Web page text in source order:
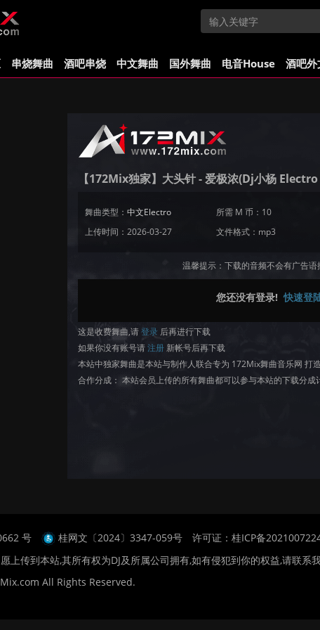
串烧舞曲 酒吧串烧 中文舞曲 国外舞曲 电音House 酒吧外
【172Mix独家】大头针 - 爱极浓(Dj小杨
舞曲类型： 中文Electro
上传时间：2026-03-27
所需 M 币：10
文件格式：mp3
温馨提示：下载的音频不会有广告语
您还没有登录! 快速登
这是收费舞曲,请登录 后再进行下载
如果你没有账号请注册 新帐号后再下载
本站中独家舞曲是本站与制作人联合专为 172Mix舞曲音乐网 打造
合作分成： 本站会员上传的所有舞曲都可以参与本站的下载分成
号 桂网文〔2024〕3347-059号
许可证：桂ICP备
上传到本站,其所有权为DJ及所属公司拥有,如有侵犯到你的权益,请联系
All Rights Reserved.